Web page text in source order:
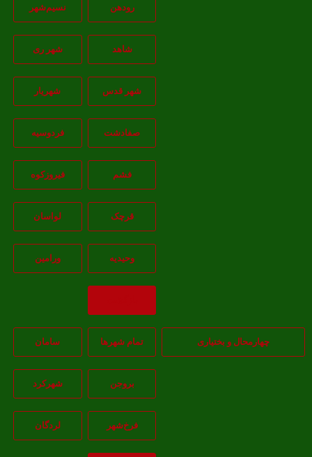
رودهن نسيم‌شهر
شاهد شهر ری
شهر قدس شهریار
صفادشت فردوسیه
فشم فیروزکوه
قرچک لواسان
وحیدیه ورامین
چهارمحال و بختیاری تمام شهر‌ها سامان
بروجن شهرکرد
فرخ‌شهر لردگان